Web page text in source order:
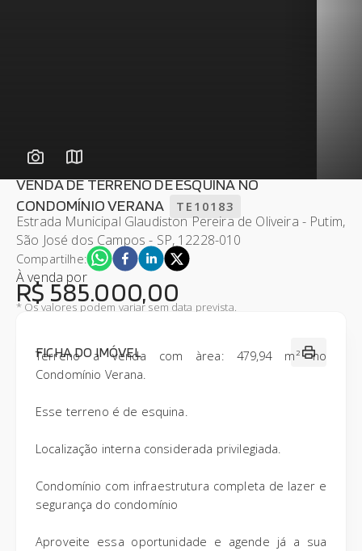
VENDA DE TERRENO DE ESQUINA NO
CONDOMÍNIO VERANA
TE10183
Estrada Municipal Glaudiston Pereira de Oliveira - Putim,
São José dos Campos - SP, 12228-010
Compartilhe:
À venda por
R$ 585.000,00
* Os valores podem variar sem data prevista.
FICHA DO IMÓVEL
Terreno a venda com àrea: 479,94 m² no
Condomínio Verana.
Esse terreno é de esquina.
Localização interna considerada privilegiada.
Condomínio com infraestrutura completa de lazer e
segurança do condomínio
Aproveite essa oportunidade e agende já a sua